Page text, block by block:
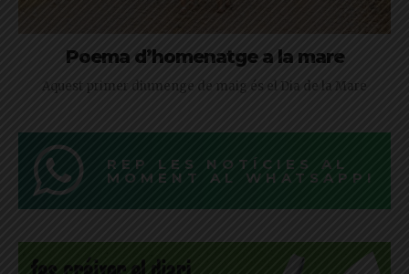
Poema d’homenatge a la mare
Aquest primer diumenge de maig és el Dia de la Mare
REP LES NOTÍCIES AL
MOMENT AL WHATSAPP!